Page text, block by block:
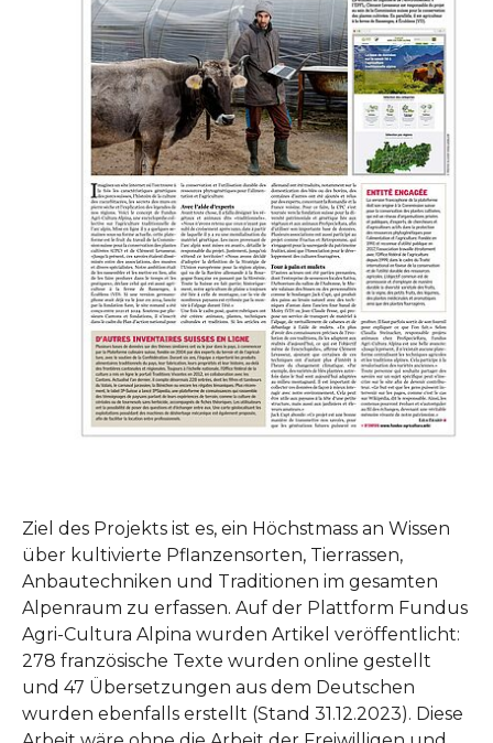
Ziel des Projekts ist es, ein Höchstmass an Wissen
über kultivierte Pflanzensorten, Tierrassen,
Anbautechniken und Traditionen im gesamten
Alpenraum zu erfassen. Auf der Plattform Fundus
Agri-Cultura Alpina wurden Artikel veröffentlicht:
278 französische Texte wurden online gestellt
und 47 Übersetzungen aus dem Deutschen
wurden ebenfalls erstellt (Stand 31.12.2023). Diese